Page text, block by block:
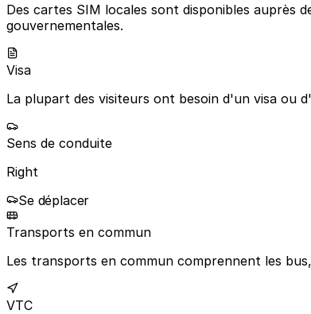
Des cartes SIM locales sont disponibles auprès
gouvernementales.
Visa
La plupart des visiteurs ont besoin d'un visa ou
Sens de conduite
Right
Se déplacer
Transports en commun
Les transports en commun comprennent les
VTC